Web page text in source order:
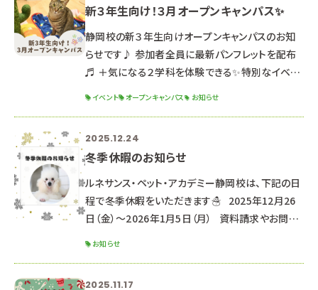
‐‐‐‐‐‐‐‐‐‐‐‐‐‐‐‐‐‐‐‐‐
‐‐‐‐‐‐‐‐‐‐‐‐‐‐‐‐‐‐‐‐‐
‐‐‐‐‐‐‐‐ ★次回のオープンキャンパス日
程★ ☞ 2026年3月21日（土
新３年生向け！３月オープンキャンパス✨
静岡校の新３年生向けオープンキャンパスのお知
らせです♪ 参加者全員に最新パンフレットを配布
♬ ＋気になる２学科を体験できる✨特別なイベン
୨୧┈┈┈┈┈┈┈┈┈┈┈┈┈┈┈┈┈┈┈┈
┈┈┈┈┈┈┈┈┈┈┈┈┈┈┈┈┈୨୧ ２０２
６年３月２１日（土）・２２日（日） ２日間の開催です
🌟 ※２日間同じ内容のため、都合の良い方を選ん
で参加してね！ ☆時間☆
イベント オープンキャンパス お知らせ
2025.12.24
冬季休暇のお知らせ
ルネサンス・ペット・アカデミー静岡校は、下記の日
程で冬季休暇をいただきます☃ 2025年12月26
日（金）～2026年1月5日（月） 資料請求やお問い
お知らせ
2025.11.17